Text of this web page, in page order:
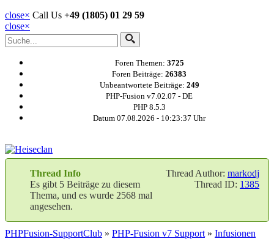
close× Call Us +49 (1805) 01 29 59
close×
Foren Themen: 3725
Foren Beiträge: 26383
Unbeantwortete Beiträge: 249
PHP-Fusion v7.02.07 - DE
PHP 8.5.3
Datum 07.08.2026 - 10:23:37 Uhr
Thread Author: markodj
Thread ID: 1385
Thread Info
Es gibt 5 Beiträge zu diesem
Thema, und es wurde 2568 mal
angesehen.
PHPFusion-SupportClub » PHP-Fusion v7 Support » Infusionen